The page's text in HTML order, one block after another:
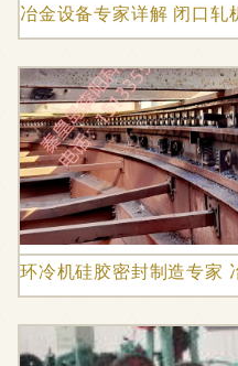
冶金设备专家详解 闭口轧
环冷机硅胶密封制造专家